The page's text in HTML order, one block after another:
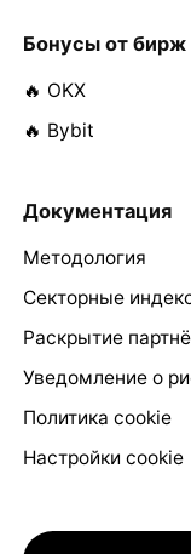
Бонусы от бирж
🔥 OKX
🔥 Bybit
Документация
Методология
Секторные
Раскрытие
Уведомление о
Политика cookie
Настройки cookie